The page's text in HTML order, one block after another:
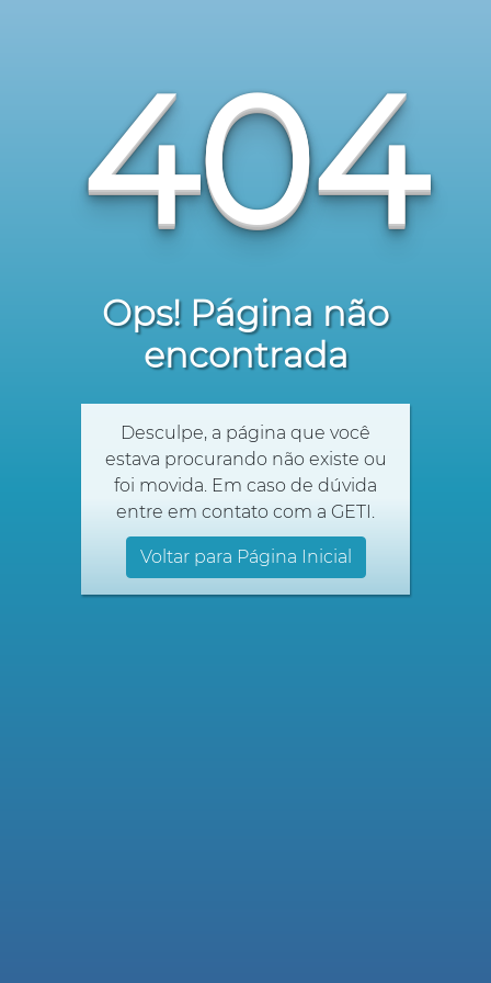
404
Ops! Página não
encontrada
Desculpe, a página que você
estava procurando não existe ou
foi movida. Em caso de dúvida
entre em contato com a GETI.
Voltar para Página Inicial